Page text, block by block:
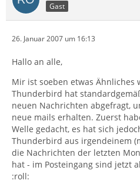
Gast
26. Januar 2007 um 16:13
Hallo an alle,
Mir ist soeben etwas Ähnliches
Thunderbird hat
neuen Nachrichten abgefragt,
neue mails erhalten. Zuerst
Welle gedacht, es hat sich
Thunderbird aus irgendeinem
die Nachrichten der letzten
hat - im Posteingang sind jetzt
:roll: